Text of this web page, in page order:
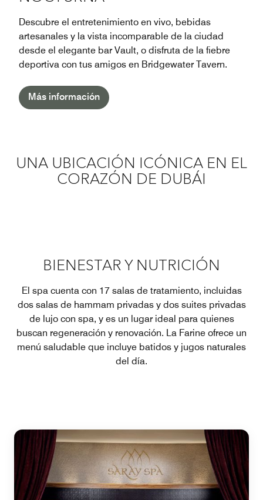
Descubre el entretenimiento en vivo, bebidas
artesanales y la vista incomparable de la ciudad
desde el elegante bar Vault, o disfruta de la fiebre
deportiva con tus amigos en Bridgewater Tavern.
Más información
UNA UBICACIÓN ICÓNICA EN EL
CORAZÓN DE DUBÁI
BIENESTAR Y NUTRICIÓN
El spa cuenta con 17 salas de tratamiento, incluidas
dos salas de hammam privadas y dos suites privadas
de lujo con spa, y es un lugar ideal para quienes
buscan regeneración y renovación. La Farine ofrece un
menú saludable que incluye batidos y jugos naturales
del día.